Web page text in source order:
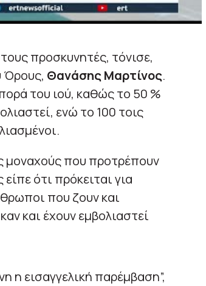
προσκυνητές, τόνισε,
Όρους, Θανάσης Μαρτίνος.
του ιού, καθώς το 50 %
ενώ το 100 τοις
μοναχούς που προτρέπουν
ότι πρόκειται για
που ζουν και
και έχουν εμβολιαστεί
η εισαγγελική παρέμβαση”,